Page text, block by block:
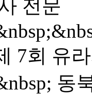
전문
7회 유
동